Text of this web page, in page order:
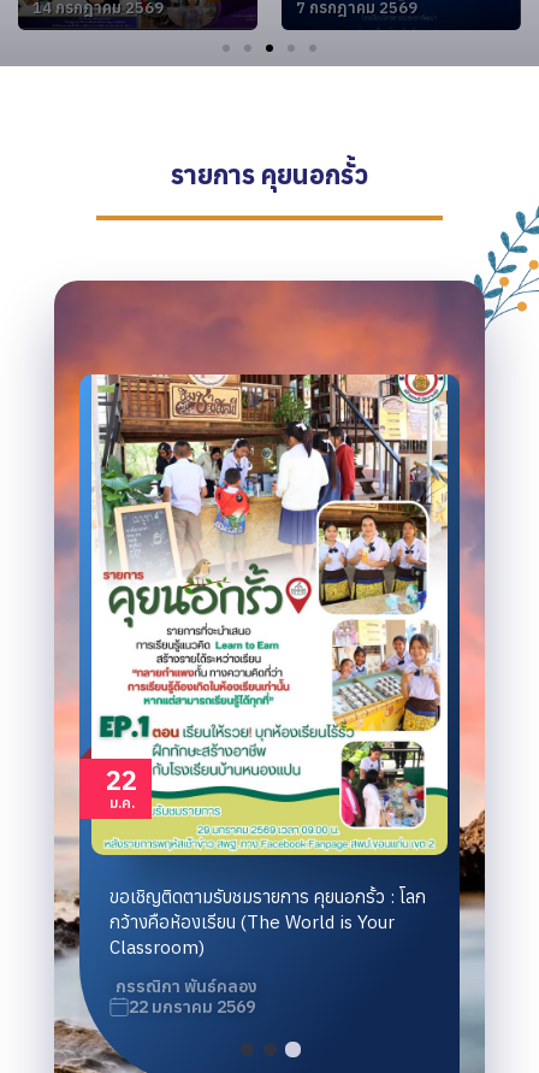
สื่อเทคโนโลยีดิจิทัล ระดับ
(OBEC CONTENT
14 กรกฎาคม 2569
สถานศึกษา สู่องค์กร
คุณภาพอย่างยั่งยืน
7 กรกฎาคม 2569
รายการ คุยนอกรั้ว
01
พ.ค.
ขอเชิญติดตามรับชมรายการ คุยนอกรั้ว EP.4
กรรณิกา พันธ์คลอง
1 พฤษภาคม 2569